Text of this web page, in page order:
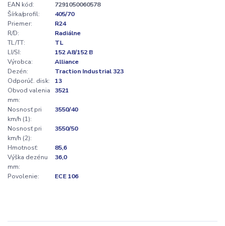
EAN kód:
7291050060578
Šírka/profil:
405/70
Priemer:
R24
R/D:
Radiálne
TL/TT:
TL
LI/SI:
152 A8/152 B
Výrobca:
Alliance
Dezén:
Traction Industrial 323
Odporúč. disk:
13
Obvod valenia
mm:
3521
Nosnosť pri
km/h (1):
3550/40
Nosnosť pri
km/h (2):
3550/50
Hmotnosť:
85,6
Výška dezénu
mm:
36,0
Povolenie: ECE 106